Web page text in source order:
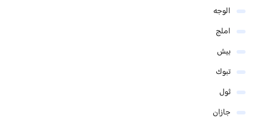
الوجه
املج
بيش
تبوك
ثول
جازان